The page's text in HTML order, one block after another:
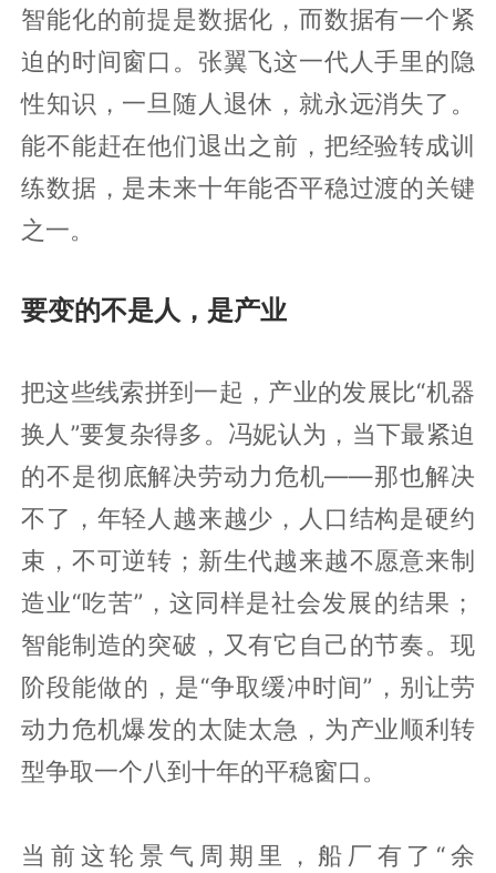
智能化的前提是数据化，而数据有一个紧
迫的时间窗口。张翼飞这一代人手里的隐
性知识，一旦随人退休，就永远消失了。
能不能赶在他们退出之前，把经验转成训
练数据，是未来十年能否平稳过渡的关键
之一。
要变的不是人，是产业
把这些线索拼到一起，产业的发展比“机器
换人”要复杂得多。冯妮认为，当下最紧迫
的不是彻底解决劳动力危机——那也解决
不了，年轻人越来越少，人口结构是硬约
束，不可逆转；新生代越来越不愿意来制
造业“吃苦”，这同样是社会发展的结果；
智能制造的突破，又有它自己的节奏。现
阶段能做的，是“争取缓冲时间”，别让劳
动力危机爆发的太陡太急，为产业顺利转
型争取一个八到十年的平稳窗口。
当前这轮景气周期里，船厂有了“余